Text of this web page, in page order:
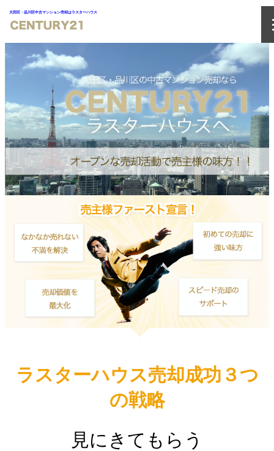
大田区・品川区中古マンション売却はラスターハウス
ラスターハウス売却成功３つ
の戦略
見にきてもらう